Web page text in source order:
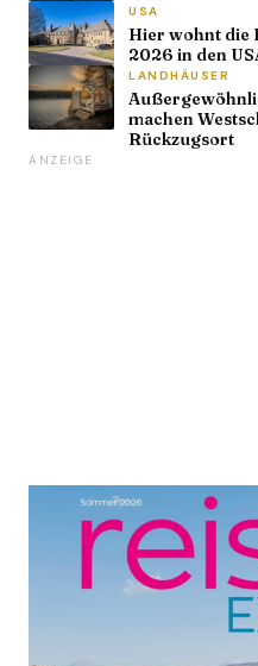
USA
Hier wohnt die
2026 in den
LANDHÄUSER
machen
Rückzugsort
ANZEIGE